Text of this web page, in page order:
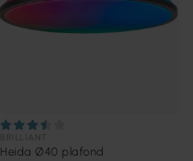
Heida Ø40 plafond